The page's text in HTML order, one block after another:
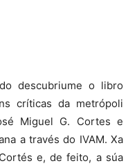
descubriume o libro
críticas da metrópoli
Miguel G. Cortes e
a través do IVAM. Xa
e, de feito, a súa